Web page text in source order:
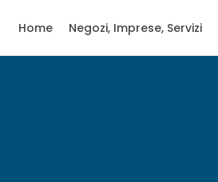
Home Negozi, Imprese, Servizi